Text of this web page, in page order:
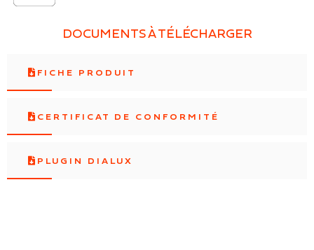
DOCUMENTS À TÉLÉCHARGER
FICHE PRODUIT
CERTIFICAT DE CONFORMITÉ
PLUGIN DIALUX